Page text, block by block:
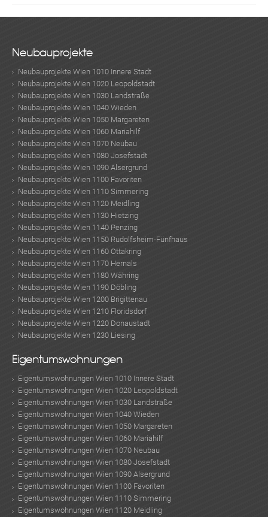
Neubauprojekte
Neubauprojekte Wien 1010 Innere Stadt
Neubauprojekte Wien 1020 Leopoldstadt
Neubauprojekte Wien 1030 Landstraße
Neubauprojekte Wien 1040 Wieden
Neubauprojekte Wien 1050 Margareten
Neubauprojekte Wien 1060 Mariahilf
Neubauprojekte Wien 1070 Neubau
Neubauprojekte Wien 1080 Josefstadt
Neubauprojekte Wien 1090 Alsergrund
Neubauprojekte Wien 1100 Favoriten
Neubauprojekte Wien 1110 Simmering
Neubauprojekte Wien 1120 Meidling
Neubauprojekte Wien 1130 Hietzing
Neubauprojekte Wien 1140 Penzing
Neubauprojekte Wien 1150 Rudolfsheim-Fünfhaus
Neubauprojekte Wien 1160 Ottakring
Neubauprojekte Wien 1170 Hernals
Neubauprojekte Wien 1180 Währing
Neubauprojekte Wien 1190 Döbling
Neubauprojekte Wien 1200 Brigittenau
Neubauprojekte Wien 1210 Floridsdorf
Neubauprojekte Wien 1220 Donaustadt
Neubauprojekte Wien 1230 Liesing
Eigentumswohnungen
Eigentumswohnungen Wien 1010 Innere Stadt
Eigentumswohnungen Wien 1020 Leopoldstadt
Eigentumswohnungen Wien 1030 Landstraße
Eigentumswohnungen Wien 1040 Wieden
Eigentumswohnungen Wien 1050 Margareten
Eigentumswohnungen Wien 1060 Mariahilf
Eigentumswohnungen Wien 1070 Neubau
Eigentumswohnungen Wien 1080 Josefstadt
Eigentumswohnungen Wien 1090 Alsergrund
Eigentumswohnungen Wien 1100 Favoriten
Eigentumswohnungen Wien 1110 Simmering
Eigentumswohnungen Wien 1120 Meidling